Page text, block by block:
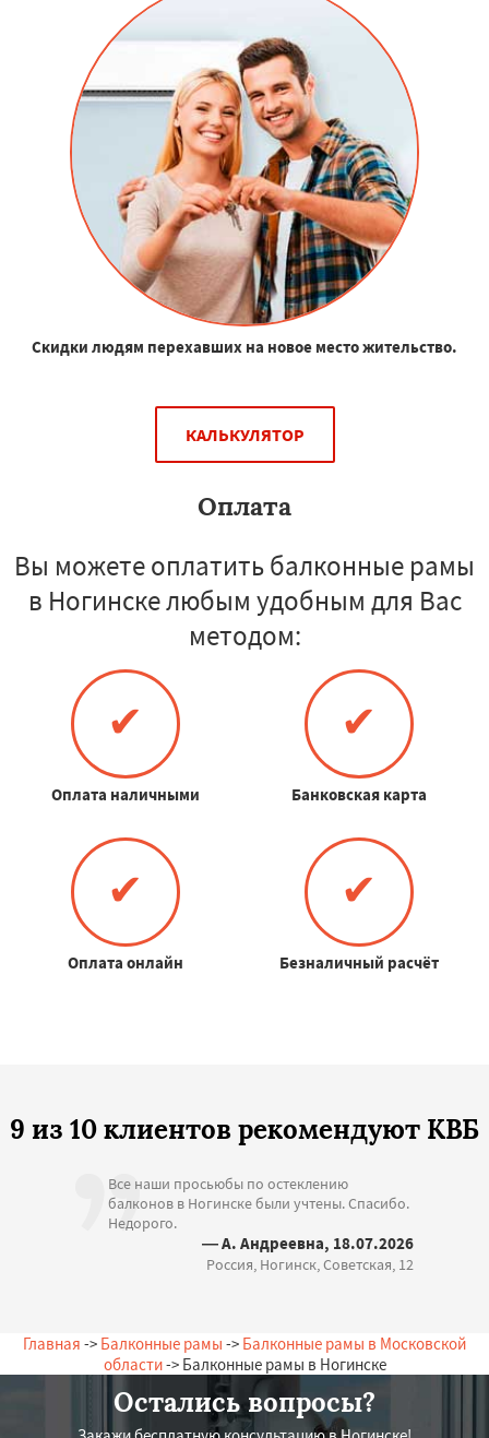
Скидки людям перехавших на новое место жительство.
КАЛЬКУЛЯТОР
Оплата
Вы можете оплатить балконные рамы
в Ногинске любым удобным для Вас
методом:
✔
Оплата наличными
✔
Банковская карта
✔
Оплата онлайн
✔
Безналичный расчёт
9 из 10 клиентов рекомендуют КВБ
Все наши просьюбы по остеклению
балконов в Ногинске были учтены. Спасибо.
Недорого.
— А. Андреевна, 18.07.2026
Россия, Ногинск, Советская, 12
Главная -> Балконные рамы -> Балконные рамы в Московской
области-> Балконные рамы в Ногинске
Остались вопросы?